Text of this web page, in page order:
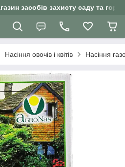
засобів захисту саду та
Насіння овочів і квітів Насіння